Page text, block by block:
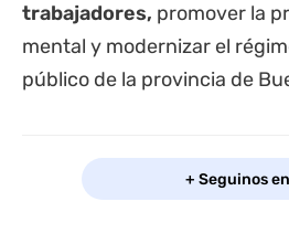
trabajadores, promover la
mental y modernizar el
público de la provincia de
+ Seguinos en